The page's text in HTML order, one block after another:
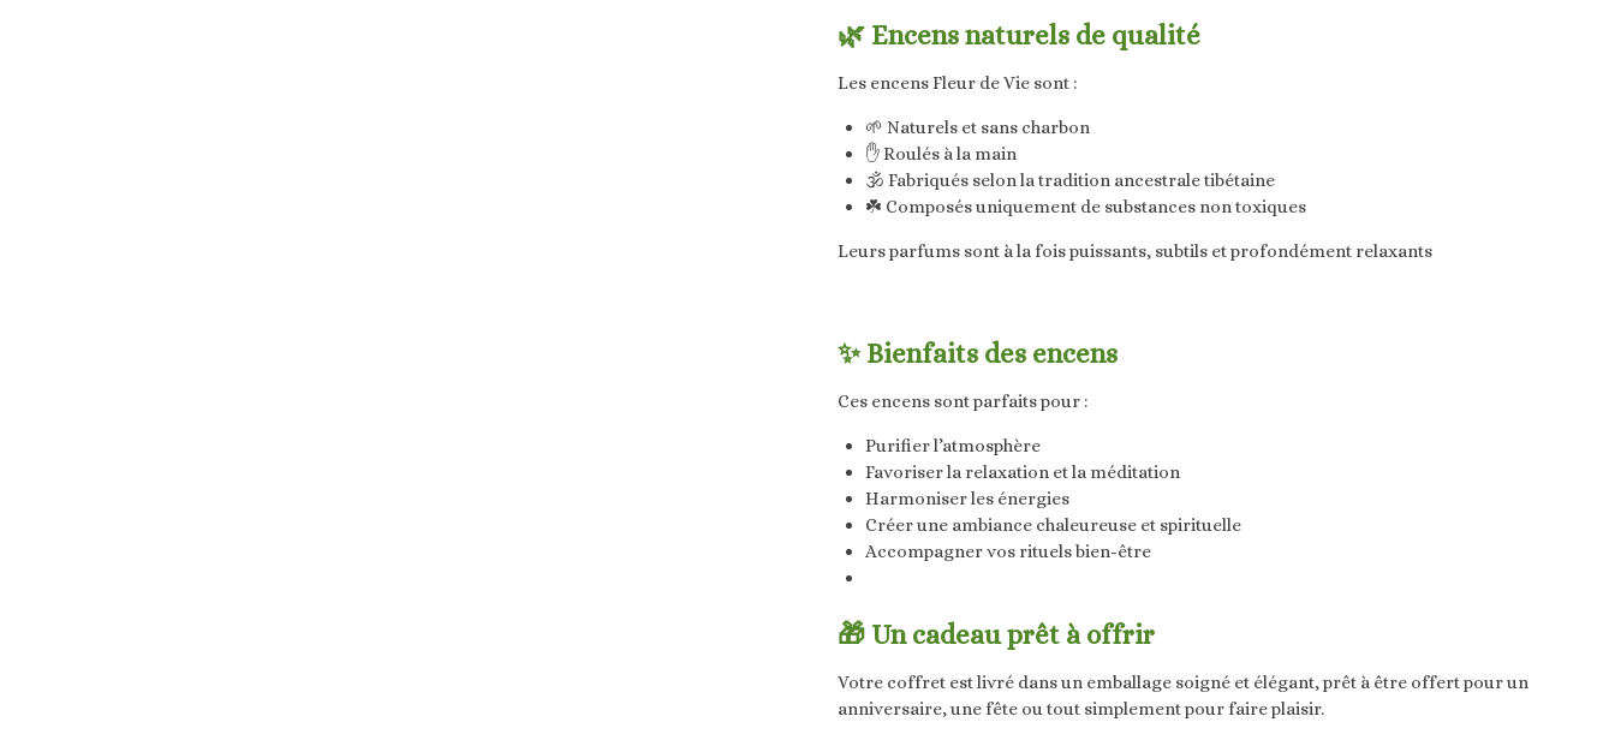
🌿 Encens naturels de qualité
Les encens Fleur de Vie sont :
🌱 Naturels et sans charbon
✋ Roulés à la main
🕉️ Fabriqués selon la tradition ancestrale tibétaine
☘️ Composés uniquement de substances non toxiques
Leurs parfums sont à la fois puissants, subtils et profondément relaxants
✨ Bienfaits des encens
Ces encens sont parfaits pour :
Purifier l’atmosphère
Favoriser la relaxation et la méditation
Harmoniser les énergies
Créer une ambiance chaleureuse et spirituelle
Accompagner vos rituels bien-être
🎁 Un cadeau prêt à offrir
Votre coffret est livré dans un emballage soigné et élégant, prêt à être offert pour un
anniversaire, une fête ou tout simplement pour faire plaisir.